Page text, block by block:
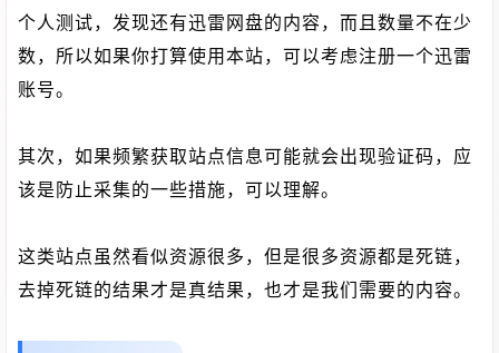
个人测试，发现还有迅雷网盘的内容，而且数量不在少
数，所以如果你打算使用本站，可以考虑注册一个迅雷
账号。
其次，如果频繁获取站点信息可能就会出现验证码，应
该是防止采集的一些措施，可以理解。
这类站点虽然看似资源很多，但是很多资源都是死链，
去掉死链的结果才是真结果，也才是我们需要的内容。